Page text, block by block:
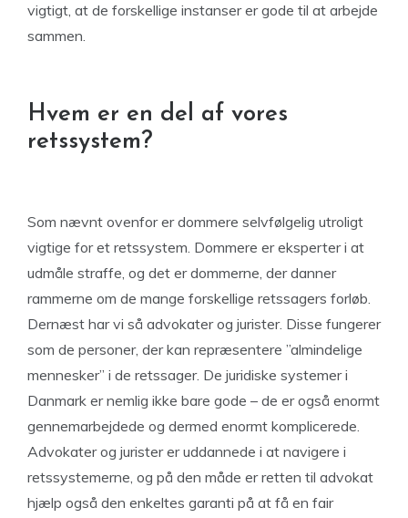
vigtigt, at de forskellige instanser er gode til at arbejde
sammen.
Hvem er en del af vores
retssystem?
Som nævnt ovenfor er dommere selvfølgelig utroligt
vigtige for et retssystem. Dommere er eksperter i at
udmåle straffe, og det er dommerne, der danner
rammerne om de mange forskellige retssagers forløb.
Dernæst har vi så advokater og jurister. Disse fungerer
som de personer, der kan repræsentere ”almindelige
mennesker” i de retssager. De juridiske systemer i
Danmark er nemlig ikke bare gode – de er også enormt
gennemarbejdede og dermed enormt komplicerede.
Advokater og jurister er uddannede i at navigere i
retssystemerne, og på den måde er retten til advokat
hjælp også den enkeltes garanti på at få en fair